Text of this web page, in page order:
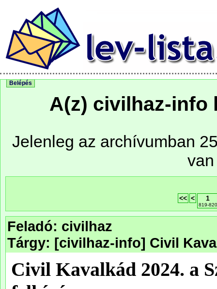
Belépés
A(z) civilhaz-info
Jelenleg az archívumban
<< < 1
819-820
Feladó: civilhaz
Tárgy: [civilhaz-info] Civil